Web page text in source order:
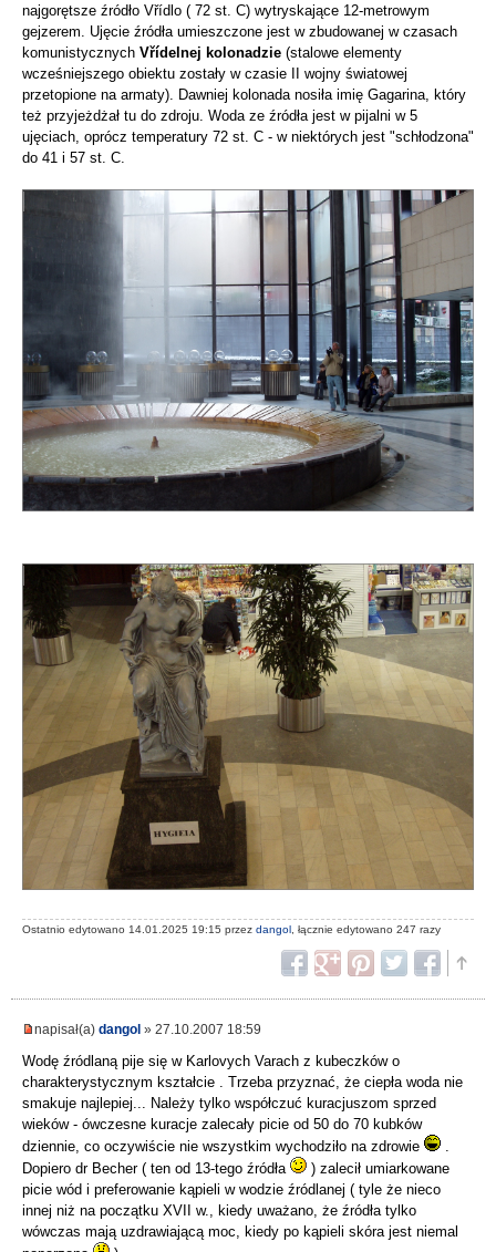
najgorętsze źródło Vřídlo ( 72 st. C) wytryskające 12-metrowym
gejzerem. Ujęcie źródła umieszczone jest w zbudowanej w czasach
komunistycznych Vřídelnej kolonadzie (stalowe elementy
wcześniejszego obiektu zostały w czasie II wojny światowej
przetopione na armaty). Dawniej kolonada nosiła imię Gagarina, który
też przyjeżdżał tu do zdroju. Woda ze źródła jest w pijalni w 5
ujęciach, oprócz temperatury 72 st. C - w niektórych jest "schłodzona"
do 41 i 57 st. C.
Ostatnio edytowano 14.01.2025 19:15 przez dangol , łącznie edytowano 247 razy
napisał(a) dangol » 27.10.2007 18:59
Wodę źródlaną pije się w Karlovych Varach z kubeczków o
charakterystycznym kształcie . Trzeba przyznać, że ciepła woda nie
smakuje najlepiej... Należy tylko współczuć kuracjuszom sprzed
wieków - ówczesne kuracje zalecały picie od 50 do 70 kubków
dziennie, co oczywiście nie wszystkim wychodziło na zdrowie
Dopiero dr Becher ( ten od 13-tego źródła
) zalecił umiarkowane
picie wód i preferowanie kąpieli w wodzie źródlanej ( tyle że nieco
innej niż na początku XVII w., kiedy uważano, że źródła tylko
wówczas mają uzdrawiającą moc, kiedy po kąpieli skóra jest niemal